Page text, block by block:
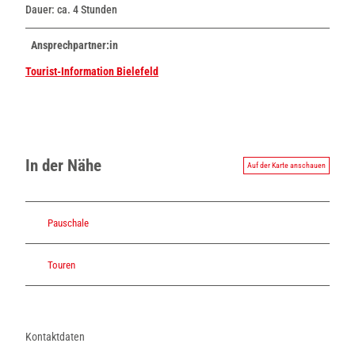
Dauer: ca. 4 Stunden
Ansprechpartner:in
Tourist-Information Bielefeld
In der Nähe Auf der Karte anschauen
Pauschale
Touren
Kontaktdaten